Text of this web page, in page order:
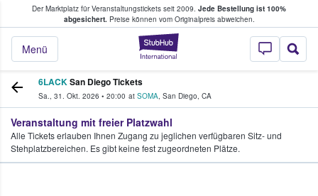
Der Marktplatz für Veranstaltungstickets seit 2009. Jede Bestellung ist 100%
abgesichert.Preise können vom Originalpreis abweichen.
StubHub - Wo
Menü
Tickets kaufen & verkaufen
6LACKSan Diego Tickets
Sa., 31. Okt. 2026 • 20:00 at SOMA, San Diego, CA
Veranstaltung mit freier Platzwahl
Alle Tickets erlauben Ihnen Zugang zu jeglichen verfügbaren Sitz- und
Stehplatzbereichen. Es gibt keine fest zugeordneten Plätze.